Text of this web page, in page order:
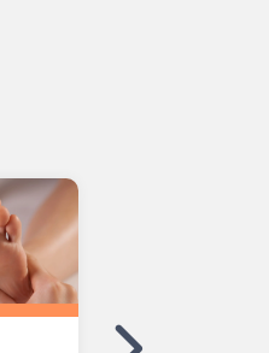
Livre | Presencial